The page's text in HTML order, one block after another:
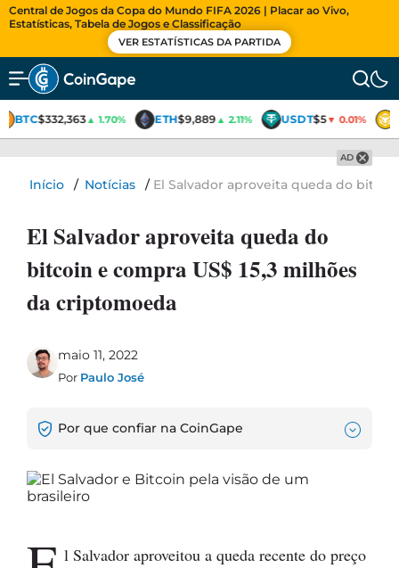
Central de Jogos da Copa do Mundo FIFA 2026 | Placar ao Vivo,
Estatísticas, Tabela de Jogos e Classificação
VER ESTATÍSTICAS DA PARTIDA
BTC$332,363▲ 1.70% ETH$9,889▲ 2.11% USDT$5▼ 0.01%
AD
Início / Notícias / El Salvador aproveita queda do
El Salvador aproveita queda do
bitcoin e compra US$ 15,3 milhões
da criptomoeda
maio 11, 2022
Por Paulo José
Por que confiar na CoinGape
l Salvador aproveitou a queda recente do preço